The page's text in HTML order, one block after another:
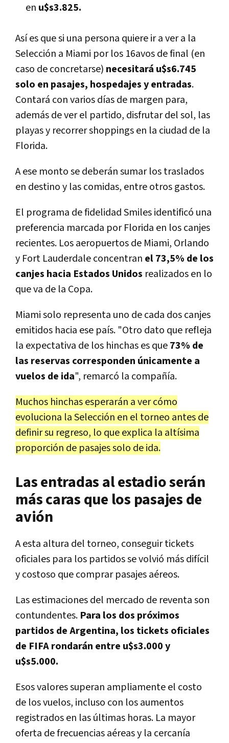
en u$s3.825.
Así es que si una persona quiere ir a ver a la
Selección a Miami por los 16avos de final (en
caso de concretarse) necesitará u$s6.745
solo en pasajes, hospedajes y entradas.
Contará con varios días de margen para,
además de ver el partido, disfrutar del sol, las
playas y recorrer shoppings en la ciudad de la
Florida.
A ese monto se deberán sumar los traslados
en destino y las comidas, entre otros gastos.
El programa de fidelidad Smiles identificó una
preferencia marcada por Florida en los canjes
recientes. Los aeropuertos de Miami, Orlando
y Fort Lauderdale concentran el 73,5% de los
canjes hacia Estados Unidos realizados en lo
que va de la Copa.
Miami solo representa uno de cada dos canjes
emitidos hacia ese país. "Otro dato que refleja
la expectativa de los hinchas es que73% de
las reservas corresponden únicamente a
vuelos de ida", remarcó la compañía.
Muchos hinchas esperarán a ver cómo
evoluciona la Selección en el torneo antes de
definir su regreso, lo que explica la altísima
proporción de pasajes solo de ida.
Las entradas al estadio serán
más caras que los pasajes de
avión
A esta altura del torneo, conseguir tickets
oficiales para los partidos se volvió más difícil
y costoso que comprar pasajes aéreos.
Las estimaciones del mercado de reventa son
contundentes. Para los dos próximos
partidos de Argentina, los tickets oficiales
de FIFA rondarán entre u$s3.000 y
u$s5.000.
Esos valores superan ampliamente el costo
de los vuelos, incluso con los aumentos
registrados en las últimas horas. La mayor
oferta de frecuencias aéreas y la cercanía